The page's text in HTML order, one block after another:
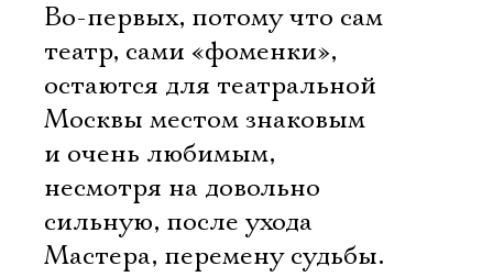
Во-первых, потому что сам
театр, сами «фоменки»,
остаются для театральной
Москвы местом знаковым
и очень любимым,
несмотря на довольно
сильную, после ухода
Мастера, перемену судьбы.